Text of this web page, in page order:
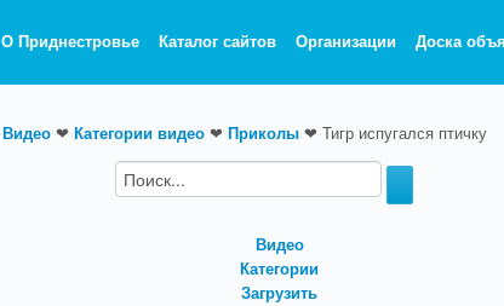
О Приднестровье Каталог сайтов Организации Доска
Видео ❤ Категории видео ❤ Приколы ❤ Тигр испугался птичку
Видео
Категории
Загрузить